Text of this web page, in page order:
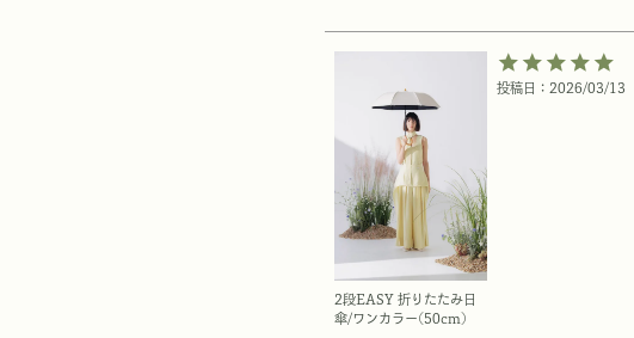
2段EASY 折りたたみ日
傘/ワンカラー(50cm)
投稿日 2026/03/13